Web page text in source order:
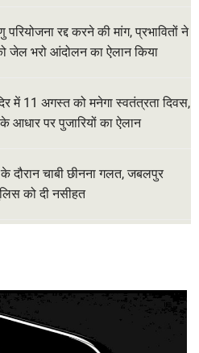
परियोजना रद्द करने की मांग, प्रभावितों ने
जेल भरो आंदोलन का ऐलान किया
में 11 अगस्त को मनेगा स्वतंत्रता दिवस,
आधार पर पुजारियों का ऐलान
दौरान चाबी छीनना गलत, जबलपुर
को दी नसीहत